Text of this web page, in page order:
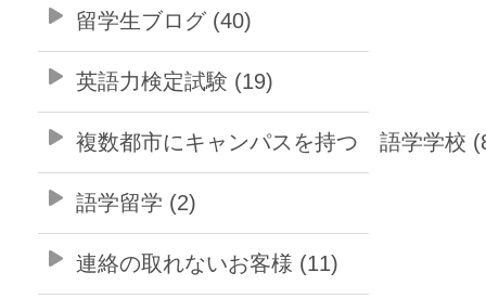
留学生ブログ (40)
英語力検定試験 (19)
複数都市にキャンパスを持つ 語学学校
語学留学 (2)
連絡の取れないお客様 (11)